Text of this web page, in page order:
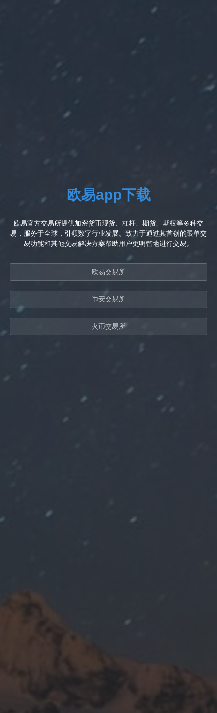
欧易app下载
欧易官方交易所提供加密货币现货、杠杆、期货、期权等多种交
易，服务于全球，引领数字行业发展。致力于通过其首创的跟单交
易功能和其他交易解决方案帮助用户更明智地进行交易。
欧易交易所
币安交易所
火币交易所